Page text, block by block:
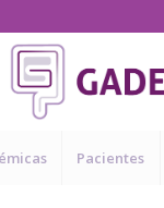
Pacientes